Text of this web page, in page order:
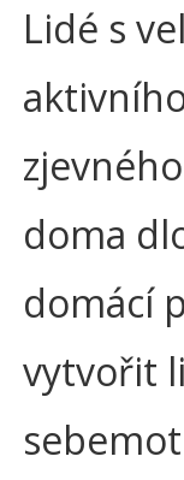
Lidé s
doma
domácí
vytvořit